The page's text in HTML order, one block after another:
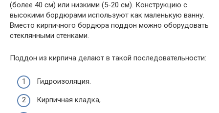
(более 40 см) или низкими (5-20 см). Конструкцию с
высокими бордюрами используют как маленькую ванну.
Вместо кирпичного бордюра поддон можно оборудовать
стеклянными стенками.
Поддон из кирпича делают в такой последовательности:
Гидроизоляция.
Кирпичная кладка,